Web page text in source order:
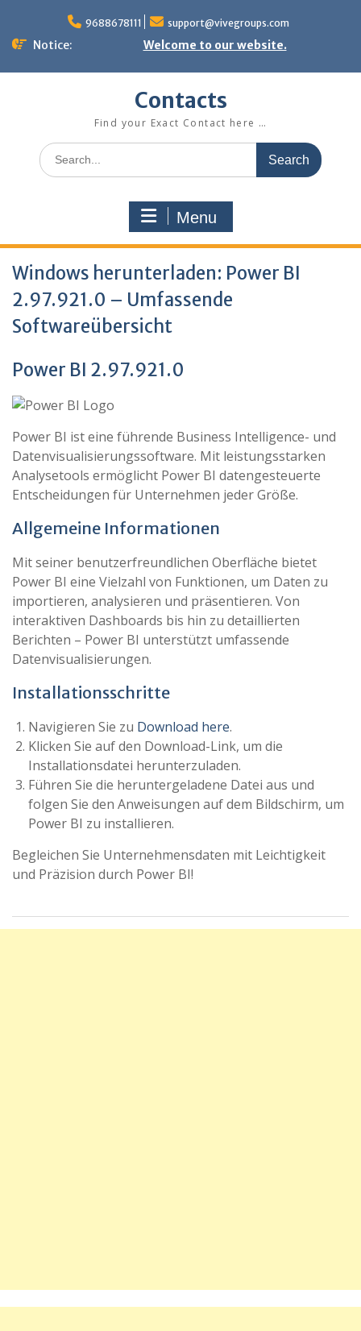
content
9688678111 support@vivegroups.com
Notice: Welcome to our website.
Contacts
Find your Exact Contact here …
Search
for:
Menu
Windows herunterladen: Power BI
2.97.921.0 – Umfassende
Softwareübersicht
Power BI 2.97.921.0
Power BI ist eine führende Business Intelligence- und
Datenvisualisierungssoftware. Mit leistungsstarken
Analysetools ermöglicht Power BI datengesteuerte
Entscheidungen für Unternehmen jeder Größe.
Allgemeine Informationen
Mit seiner benutzerfreundlichen Oberfläche bietet
Power BI eine Vielzahl von Funktionen, um Daten zu
importieren, analysieren und präsentieren. Von
interaktiven Dashboards bis hin zu detaillierten
Berichten – Power BI unterstützt umfassende
Datenvisualisierungen.
Installationsschritte
Navigieren Sie zu Download here.
Klicken Sie auf den Download-Link, um die
Installationsdatei herunterzuladen.
Führen Sie die heruntergeladene Datei aus und
folgen Sie den Anweisungen auf dem Bildschirm, um
Power BI zu installieren.
Begleichen Sie Unternehmensdaten mit Leichtigkeit
und Präzision durch Power BI!